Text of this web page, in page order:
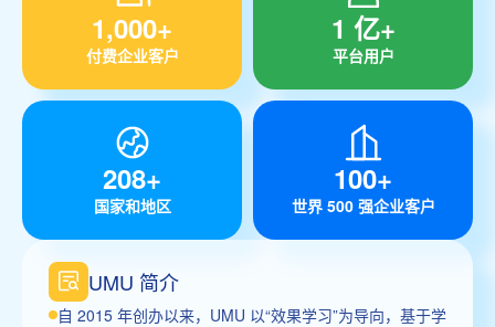
1,000+
付费企业客户
1 亿+
平台用户
208+
国家和地区
100+
世界 500 强企业客户
UMU 简介
自 2015 年创办以来，UMU 以“效果学习”为导向，基于学